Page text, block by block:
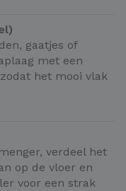
gaatjes of
met een
het mooi vlak
verdeel het
op de vloer en
voor een strak